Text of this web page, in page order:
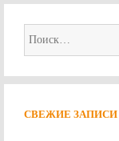
Найти:
СВЕЖИЕ ЗАПИСИ